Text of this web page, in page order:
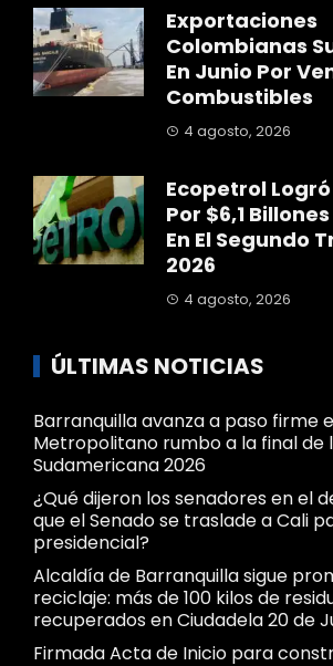
Exportaciones
Colombianas
En Junio Por
Combustibles
4 agosto, 2026
Ecopetrol
Por $6,1
En El Segundo
2026
4 agosto, 2026
ÚLTIMAS NOTICIAS
Barranquilla avanza a paso firme
Metropolitano rumbo a la final de
Sudamericana 2026
¿Qué dijeron los senadores en el
que el Senado se traslade a Cali
presidencial?
Alcaldía de Barranquilla sigue
reciclaje: más de 100 kilos de
recuperados en Ciudadela 20 de
Firmada Acta de Inicio para